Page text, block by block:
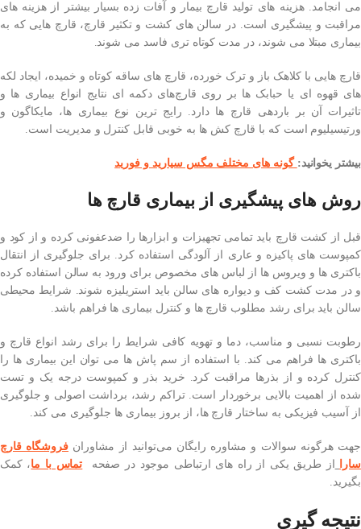
می انجامد. هزینه های تولید قارچ بیمار و آفات زده بسیار بیشتر از هزینه های
مراقبت و پیشگیری است. در سالن های کشت و تکثیر قارچ، قارچ هایی که به
بیماری مبتلا می شوند، در مدت کوتاه تری فاسد می شوند.
قارچ هایی با کلاهک باز و ترک خورده، قارچ های ساقه کوتاه و خمیده، ایجاد لکه
های قهوه ای یا حبابک ها بر روی قارچ‌های دکمه ای نتایج انواع بیماری ها و
تاثیرات آن بر باردهی قارچ ها دارد. رایج‌ ترین نوع بیماری ها، مایکاگون و
ورتیسیلیوم است که با قارچ کش ها به خوبی قابل کنترل و مدیریت است.
بیشتر یخوانید: گونه های مختلف مگس سیارید و فورید
روش ‌های پیشگیری از بیماری قارچ‌ ها
قبل از کشت قارچ باید تمامی تجهیزات و ابزارها را ضدعفونی کرده و از کود و
کمپوست های پاکیزه و عاری از آلودگی استفاده کرد. برای جلوگیری از انتقال
باکتری ها و ویروس ها از لباس های مخصوص برای ورود به سالن استفاده کرده
و در مدت کشت کف و دیواره های سالن باید استریلیزه شوند. شرایط محیطی
سالن باید برای رشد مطلوب قارچ ها و کنترل بیماری ها فراهم باشد.
رطوبت نسبی و مناسب، دما و تهویه کافی شرایط را برای رشد انواع قارچ و
باکتری ها فراهم می کند. با استفاده از سم پاش ها می توان این بیماری ها را
کنترل کرده و از بذرها مراقبت کرد. خرید بذر و کمپوست درجه یک و تست
شده از اهمیت بالایی برخوردار است. تراکم رشد، برداشت اصولی و جلوگیری
از آسیب فیزیکی به ساختار قارچ ها، از بروز بیماری ها جلوگیری می کند.
جهت هرگونه سوالات و مشاوره رایگان می‌توانید از مشاورانفروشگاه قارچ
سارا
از طریق یکی از راه های ارتباطی موجود در صفحه تماس با ما، کمک
بگیرید.
نتیجه گیری